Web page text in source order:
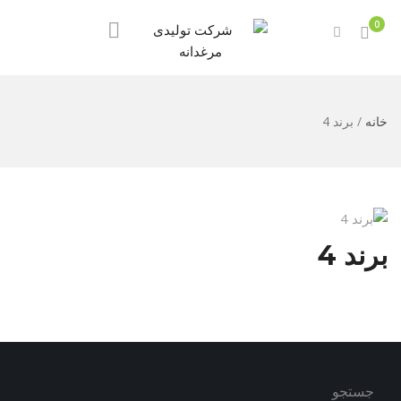
0
خانه / برند 4
برند 4
جستجو